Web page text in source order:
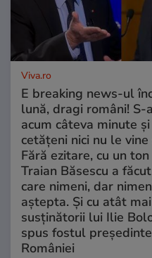
Viva.ro
E breaking news-ul
lună, dragi români!
acum câteva minute
cetățeni nici nu le vine
Fără ezitare, cu un
Traian Băsescu a
care nimeni, dar
aștepta. Și cu atât
susținătorii lui Ilie
spus fostul
României